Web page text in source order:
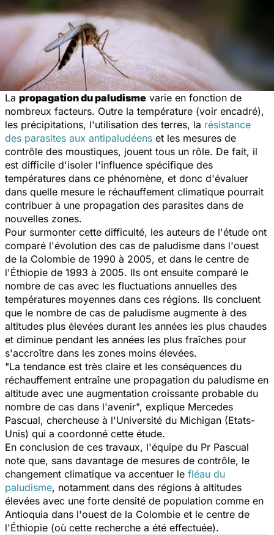
La propagation du paludisme varie en fonction de
nombreux facteurs. Outre la température (voir encadré),
les précipitations, l'utilisation des terres, la résistance
des parasites aux antipaludéens et les mesures de
contrôle des moustiques, jouent tous un rôle. De fait, il
est difficile d'isoler l'influence spécifique des
températures dans ce phénomène, et donc d'évaluer
dans quelle mesure le réchauffement climatique pourrait
contribuer à une propagation des parasites dans de
nouvelles zones.
Pour surmonter cette difficulté, les auteurs de l'étude ont
comparé l'évolution des cas de paludisme dans l'ouest
de la Colombie de 1990 à 2005, et dans le centre de
l'Éthiopie de 1993 à 2005. Ils ont ensuite comparé le
nombre de cas avec les fluctuations annuelles des
températures moyennes dans ces régions. Ils concluent
que le nombre de cas de paludisme augmente à des
altitudes plus élevées durant les années les plus chaudes
et diminue pendant les années les plus fraîches pour
s'accroître dans les zones moins élevées.
"La tendance est très claire et les conséquences du
réchauffement entraîne une propagation du paludisme en
altitude avec une augmentation croissante probable du
nombre de cas dans l'avenir", explique Mercedes
Pascual, chercheuse à l'Université du Michigan (Etats-
Unis) qui a coordonné cette étude.
En conclusion de ces travaux, l'équipe du Pr Pascual
note que, sans davantage de mesures de contrôle, le
changement climatique va accentuer le fléau du
paludisme, notamment dans des régions à altitudes
élevées avec une forte densité de population comme en
Antioquia dans l'ouest de la Colombie et le centre de
l'Éthiopie (où cette recherche a été effectuée).